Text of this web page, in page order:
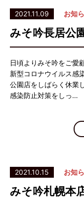
2021.11.09 お知
みそ吟長居公
日頃よりみそ吟をご愛
新型コロナウイルス感
公園店をしばらく休業
感染防止対策をしっ…
2021.10.15 お知
みそ吟札幌本